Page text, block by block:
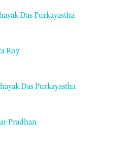
Das Purkayastha
Roy
Das Purkayastha
Pradhan